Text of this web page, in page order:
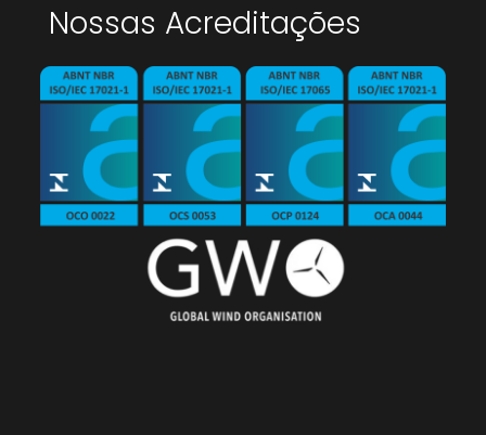
Nossas Acreditações